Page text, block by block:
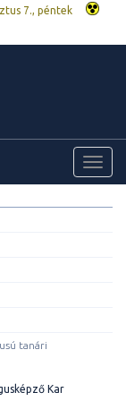
7., péntek
tanári
Kar